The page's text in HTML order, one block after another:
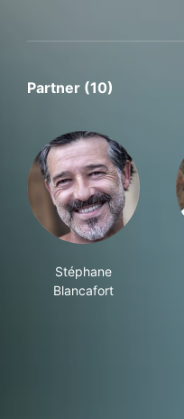
Partner (10)
Stéphane
Blancafort